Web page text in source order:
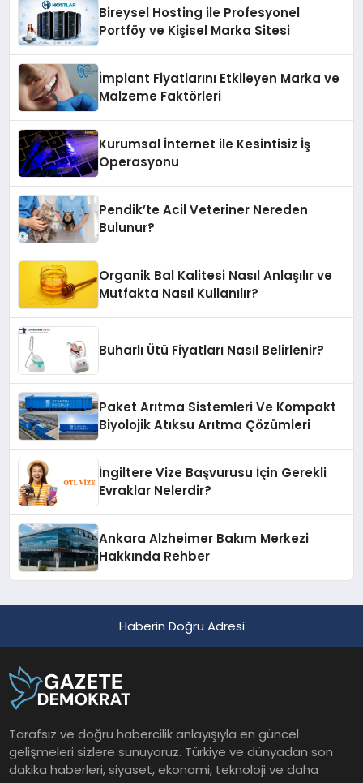
Bireysel Hosting ile Profesyonel
Portföy ve Kişisel Marka Sitesi
İmplant Fiyatlarını Etkileyen Marka ve
Malzeme Faktörleri
Kurumsal İnternet ile Kesintisiz İş
Operasyonu
Pendik’te Acil Veteriner Nereden
Bulunur?
Organik Bal Kalitesi Nasıl Anlaşılır ve
Mutfakta Nasıl Kullanılır?
Buharlı Ütü Fiyatları Nasıl Belirlenir?
Paket Arıtma Sistemleri Ve Kompakt
Biyolojik Atıksu Arıtma Çözümleri
İngiltere Vize Başvurusu İçin Gerekli
Evraklar Nelerdir?
Ankara Alzheimer Bakım Merkezi
Hakkında Rehber
Haberin Doğru Adresi
Tarafsız ve doğru habercilik anlayışıyla en güncel
gelişmeleri sizlere sunuyoruz. Türkiye ve dünyadan son
dakika haberleri, siyaset, ekonomi, teknoloji ve daha